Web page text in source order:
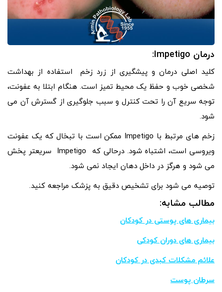
درمان Impetigo:
کلید اصلی درمان و پیشگیری از زرد زخم استفاده از بهداشت
شخصی خوب و حفظ یک محیط تمیز است. هنگام ابتلا به عفونت،
توجه سریع آن را تحت کنترل و سبب جلوگیری از گسترش آن می
شود.
زخم های مرتبط با Impetigo ممکن است با تبخال که یک عفونت
ویروسی است، اشتباه شود. درحالی که Impetigo سریعتر پخش
می شود و هرگز در داخل دهان ایجاد نمی شود.
توصیه می شود برای تشخیص دقیق به پزشک مراجعه کنید.
مطالب مشابه:
بیماری های پوستی در کودکان
بیماری های دوران کودکی
علائم مشکلات کبدی در کودکان
سرطان پوست